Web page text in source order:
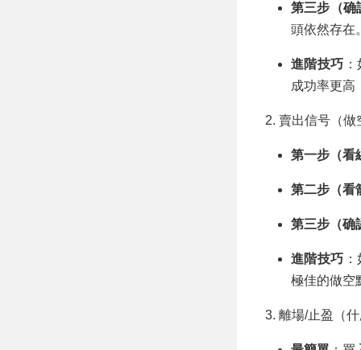
第三步（确
頭依然存在
進階技巧
成功率更高
2. 賣出信号（做
第一步（看
第二步（看
第三步（确
進階技巧
極佳的做空
3. 離場/止盈（